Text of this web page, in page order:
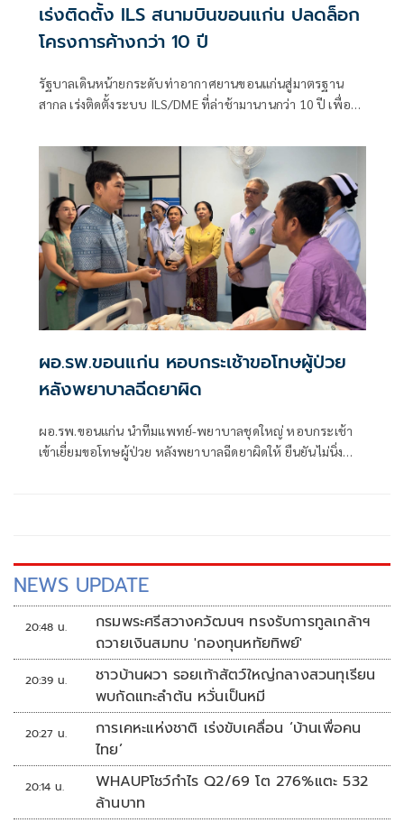
เร่งติดตั้ง ILS สนามบินขอนแก่น ปลดล็อก
โครงการค้างกว่า 10 ปี
รัฐบาลเดินหน้ายกระดับท่าอากาศยานขอนแก่นสู่มาตรฐาน
สากล เร่งติดตั้งระบบ ILS/DME ที่ล่าช้ามานานกว่า 10 ปี เพื่อ
บินล่าช้า รองรับการเติบโตด้านเศรษฐกิจ การลงทุน และการ
ท่องเที่ยวของภาคอีสาน พร้อมเตรียมความ
ผอ.รพ.ขอนแก่น หอบกระเช้าขอโทษผู้ป่วย
หลังพยาบาลฉีดยาผิด
ผอ.รพ.ขอนแก่น นำทีมแพทย์-พยาบาลชุดใหญ่ หอบกระเช้า
เข้าเยี่ยมขอโทษผู้ป่วย หลังพยาบาลฉีดยาผิดให้ ยืนยันไม่นิ่ง
NEWS UPDATE
20:48 น.
กรมพระศรีสวางควัฒนฯ ทรงรับการทูลเกล้าฯ
ถวายเงินสมทบ 'กองทุนหทัยทิพย์'
20:39 น.
ชาวบ้านผวา รอยเท้าสัตว์ใหญ่กลางสวนทุเรียน
พบกัดแทะลำต้น หวั่นเป็นหมี
20:27 น.
การเคหะแห่งชาติ เร่งขับเคลื่อน ‘บ้านเพื่อคน
ไทย’
20:14 น.
WHAUPโชว์กำไร Q2/69 โต 276%แตะ 532
ล้านบาท